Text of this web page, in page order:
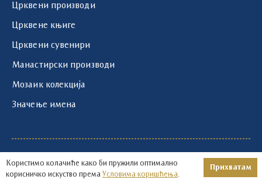
Црквени производи
Црквене књиге
Црквени сувенири
Манастирски производи
Мозаик колекција
Значење имена
1219 - 2026 © | Храм Светог Саве | Развој и
оптимизација:Авокадо
Користимо колачиће како би пружили оптимално
корисничко искуство према Условима коришћења.
Прихватам